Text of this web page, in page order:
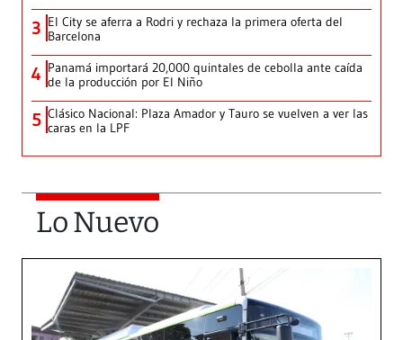
3 El City se aferra a Rodri y rechaza la primera oferta del
Barcelona
4 Panamá importará 20,000 quintales de cebolla ante caída
de la producción por El Niño
5 Clásico Nacional: Plaza Amador y Tauro se vuelven a ver las
caras en la LPF
Lo Nuevo